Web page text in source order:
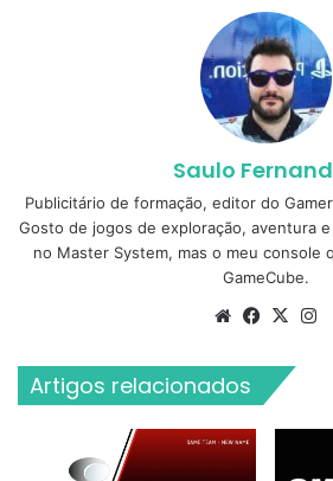
Saulo
Publicitário de formação, editor do
Gosto de jogos de exploração, aventura
no Master System, mas o meu console
GameCube.
WebsiteX
Artigos relacionados